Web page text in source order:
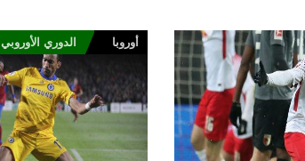
أوروبا الدوري الأوروبي